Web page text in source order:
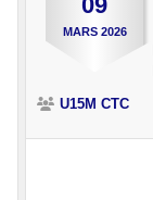
MARS 2026
U15M CTC